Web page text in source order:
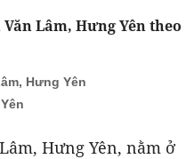
Lâm, Hưng Yên theo
Hưng Yên
Hưng Yên, nằm ở